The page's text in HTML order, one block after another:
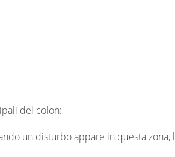
del colon:
un disturbo appare in questa zona,